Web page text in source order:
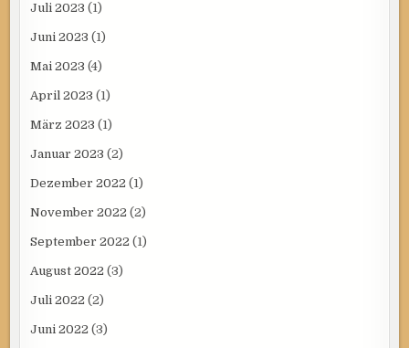
Juli 2023 (1)
Juni 2023 (1)
Mai 2023 (4)
April 2023 (1)
März 2023 (1)
Januar 2023 (2)
Dezember 2022 (1)
November 2022 (2)
September 2022 (1)
August 2022 (3)
Juli 2022 (2)
Juni 2022 (3)